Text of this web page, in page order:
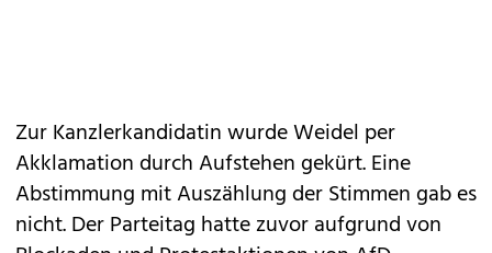
Zur Kanzlerkandidatin wurde Weidel per
Akklamation durch Aufstehen gekürt. Eine
Abstimmung mit Auszählung der Stimmen gab es
nicht. Der Parteitag hatte zuvor aufgrund von